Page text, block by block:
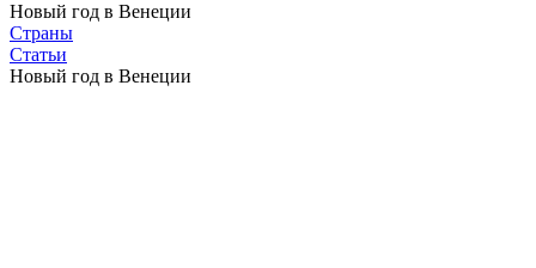
Новый год в Венеции
Страны
Статьи
Новый год в Венеции